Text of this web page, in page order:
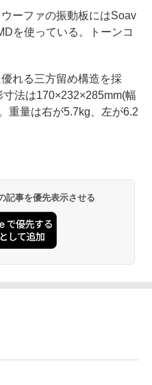
ーファの振動板にはSoav
を使っている。トーンコ
れる三方留め構造を採
法は170×232×285mm(幅
重量は右が5.7kg、左が6.2
記事を優先表示させる